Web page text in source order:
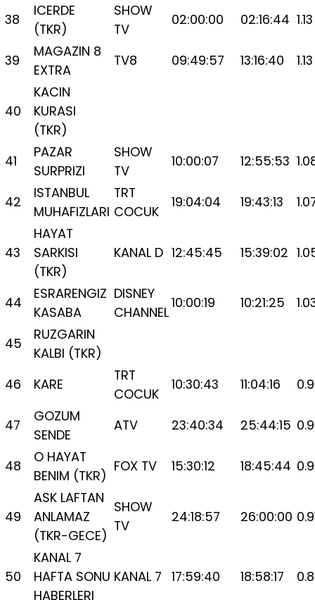
38
ICERDE
(TKR)
SHOW
TV
02:00:00 02:16:44 1.13
39
MAGAZIN 8
EXTRA
TV8 09:49:57 13:16:40 1.13
40
KACIN
KURASI
(TKR)
41
PAZAR
SURPRIZI
SHOW
TV
10:00:07 12:55:53
42
ISTANBUL
MUHAFIZLARI
TRT
COCUK
19:04:04 19:43:13
43
HAYAT
SARKISI
(TKR)
KANAL D 12:45:45 15:39:02
44
ESRARENGIZ
KASABA
DISNEY
CHANNEL
10:00:19 10:21:25
45
RUZGARIN
KALBI (TKR)
46
KARE
TRT
COCUK
10:30:43 11:04:16
47
GOZUM
SENDE
ATV 23:40:34 25:44:15
48
O HAYAT
BENIM (TKR)
FOX TV 15:30:12 18:45:44
49
ASK LAFTAN
ANLAMAZ
(TKR-GECE)
SHOW
TV
24:18:57 26:00:00
50
KANAL 7
HAFTA SONU
HABERLERI
KANAL 7 17:59:40 18:58:17